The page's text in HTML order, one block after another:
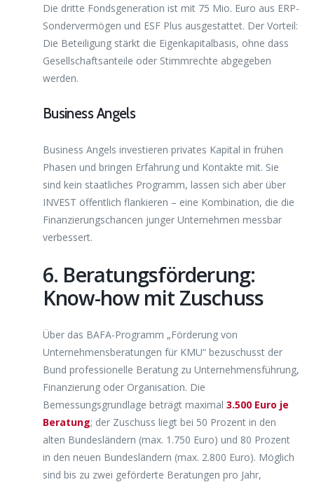
Die dritte Fondsgeneration ist mit 75 Mio. Euro aus ERP-
Sondervermögen und ESF Plus ausgestattet. Der Vorteil:
Die Beteiligung stärkt die Eigenkapitalbasis, ohne dass
Gesellschaftsanteile oder Stimmrechte abgegeben
werden.
Business Angels
Business Angels investieren privates Kapital in frühen
Phasen und bringen Erfahrung und Kontakte mit. Sie
sind kein staatliches Programm, lassen sich aber über
INVEST öffentlich flankieren – eine Kombination, die die
Finanzierungschancen junger Unternehmen messbar
verbessert.
6. Beratungsförderung:
Know-how mit Zuschuss
Über das BAFA-Programm „Förderung von
Unternehmensberatungen für KMU“ bezuschusst der
Bund professionelle Beratung zu Unternehmensführung,
Finanzierung oder Organisation. Die
Bemessungsgrundlage beträgt maximal 3.500 Euro je
Beratung; der Zuschuss liegt bei 50 Prozent in den
alten Bundesländern (max. 1.750 Euro) und 80 Prozent
in den neuen Bundesländern (max. 2.800 Euro). Möglich
sind bis zu zwei geförderte Beratungen pro Jahr,